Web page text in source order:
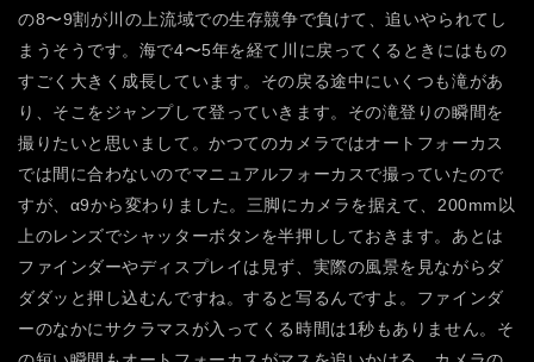
の8〜9割が川の上流域での生存競争で負けて、追いやられてし
まうそうです。海で4〜5年を経て川に戻ってくるときにはもの
すごく大きく成長しています。その戻る途中にいくつも滝があ
り、そこをジャンプして登っていきます。その滝登りの瞬間を
撮りたいと思いまして。かつてのカメラではオートフォーカス
では間に合わないのでマニュアルフォーカスで撮っていたので
すが、α9から変わりました。三脚にカメラを据えて、200mm以
上のレンズでシャッターボタンを半押ししておきます。あとは
ファインダーやディスプレイは見ず、実際の風景を見ながらダ
ダダッと押し込むんですね。すると写るんですよ。ファインダ
ーのなかにサクラマスが入ってくる時間は1秒もありません。そ